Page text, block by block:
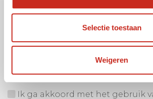
Selectie toestaan
Weigeren
Uw e-mail adres:
Ik ga akkoord met het gebruik